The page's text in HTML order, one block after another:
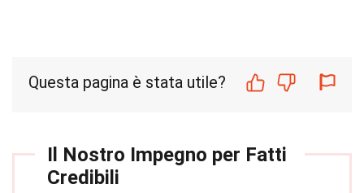
Questa pagina è stata utile?
Il Nostro Impegno per Fatti
Credibili